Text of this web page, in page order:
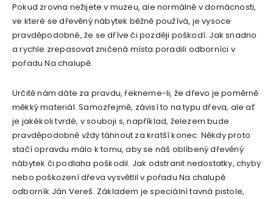
Pokud zrovna nežijete v muzeu, ale normálně v domácnosti,
ve které se dřevěný nábytek běžně používá, je vysoce
pravděpodobné, že se dříve či později poškodí. Jak snadno
a rychle zrepasovat zničená místa poradili odborníci v
pořadu Na chalupě.
Určitě nám dáte za pravdu, řekneme-li, že dřevo je poměrně
měkký materiál. Samozřejmě, závisí to na typu dřeva, ale ať
je jakékoli tvrdé, v souboji s, například, železem bude
pravděpodobně vždy táhnout za kratší konec. Někdy proto
stačí opravdu málo k tomu, aby se náš oblíbený dřevěný
nábytek či podlaha poškodil. Jak odstranit nedostatky, chyby
nebo poškození dřeva vysvětlil v pořadu Na chalupě
odborník Ján Vereš. Základem je speciální tavná pistole,